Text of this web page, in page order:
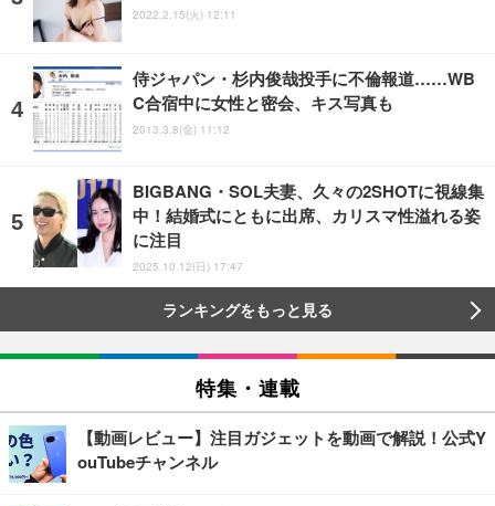
2022.2.15(火) 12:11
侍ジャパン・杉内俊哉投手に不倫報道……WB
C合宿中に女性と密会、キス写真も
2013.3.8(金) 11:12
BIGBANG・SOL夫妻、久々の2SHOTに視線集
中！結婚式にともに出席、カリスマ性溢れる姿
に注目
2025.10.12(日) 17:47
ランキングをもっと見る
特集・連載
【動画レビュー】注目ガジェットを動画で解説！公式Y
ouTubeチャンネル